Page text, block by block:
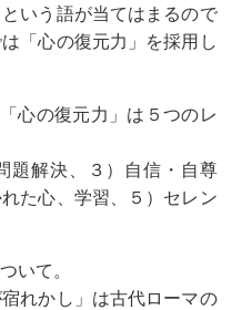
いう語が当てはまるので
「心の復元力」を採用し
心の復元力」は５つのレ
題解決、３）自信・自尊
た心、学習、５）セレン
いて。
れかし」は古代ローマの